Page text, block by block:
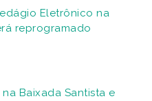
Eletrônico na
reprogramado
Baixada Santista e